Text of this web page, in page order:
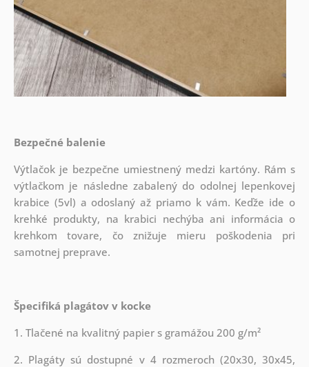
Bezpečné balenie
Výtlačok je bezpečne umiestnený medzi kartóny. Rám s
výtlačkom je následne zabalený do odolnej lepenkovej
krabice (5vl) a odoslaný až priamo k vám. Keďže ide o
krehké produkty, na krabici nechýba ani informácia o
krehkom tovare, čo znižuje mieru poškodenia pri
samotnej preprave.
Špecifiká plagátov v kocke
1. Tlačené na kvalitný papier s gramážou 200 g/m²
2. Plagáty sú dostupné v 4 rozmeroch (20x30, 30x45,